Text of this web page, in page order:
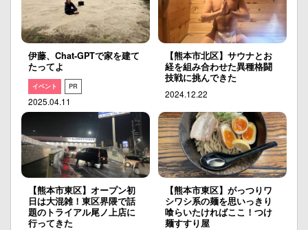
伊藤、Chat-GPTで家を建て
たってよ
イベント PR
2025.04.11
【熊本市北区】サウナとお
経を組み合わせた異種格闘
技戦に挑んできた
2024.12.22
【熊本市東区】オープン初
日は大混雑！東区界隈で話
題のトライアル尾ノ上店に
行ってきた
【熊本市東区】がっつりワ
シワシ系の麺を思いっきり
喰らいたければここ！つけ
麺すすり屋